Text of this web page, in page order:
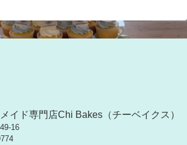
イド専門店Chi Bakes（チーベイクス）
16